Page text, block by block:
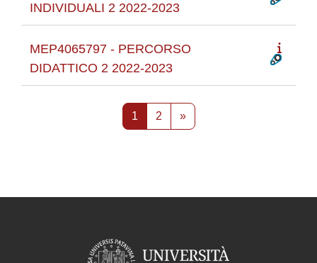
INDIVIDUALI 2 2022-2023
MEP4065797 - PERCORSO
DIDATTICO 2 2022-2023
1 Pagina 1
2Pagina 2
»Pagina successiva